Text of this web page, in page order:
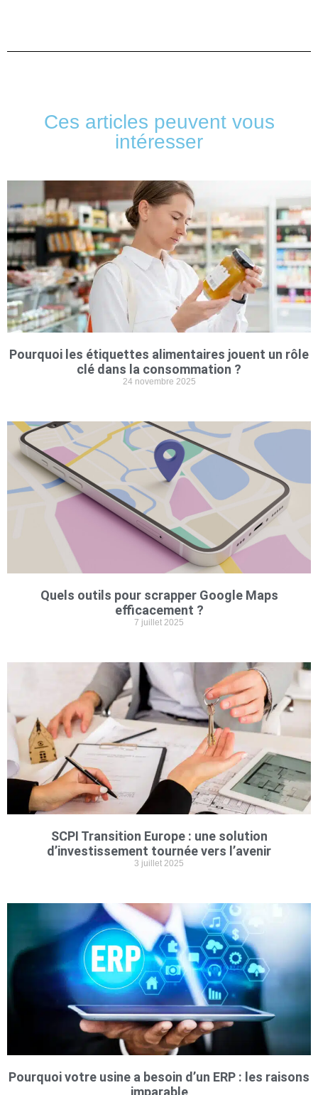
Ces articles peuvent vous
intéresser
Pourquoi les étiquettes alimentaires jouent un rôle
clé dans la consommation ?
24 novembre 2025
Quels outils pour scrapper Google Maps
efficacement ?
7 juillet 2025
SCPI Transition Europe : une solution
d’investissement tournée vers l’avenir
3 juillet 2025
Pourquoi votre usine a besoin d’un ERP : les raisons
imparable